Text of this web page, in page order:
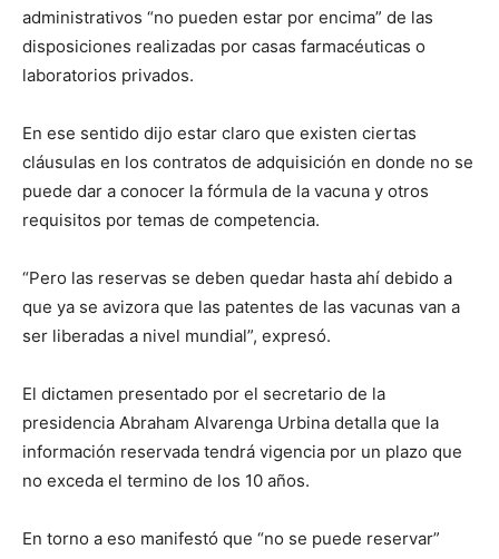
administrativos “no pueden estar por encima” de las
disposiciones realizadas por casas farmacéuticas o
laboratorios privados.
En ese sentido dijo estar claro que existen ciertas
cláusulas en los contratos de adquisición en donde no se
puede dar a conocer la fórmula de la vacuna y otros
requisitos por temas de competencia.
“Pero las reservas se deben quedar hasta ahí debido a
que ya se avizora que las patentes de las vacunas van a
ser liberadas a nivel mundial”, expresó.
El dictamen presentado por el secretario de la
presidencia Abraham Alvarenga Urbina detalla que la
información reservada tendrá vigencia por un plazo que
no exceda el termino de los 10 años.
En torno a eso manifestó que “no se puede reservar”